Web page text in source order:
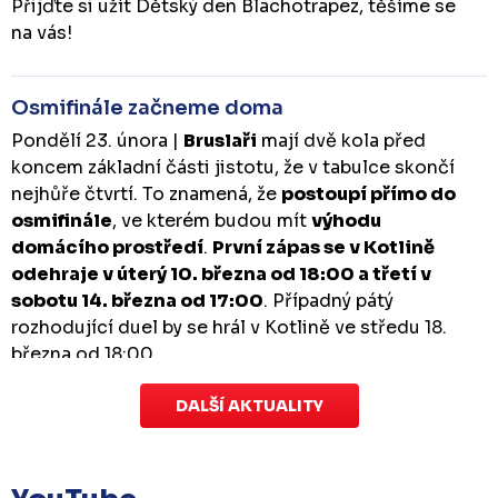
Přijďte si užít Dětský den Blachotrapez, těšíme se
na vás!
Osmifinále začneme doma
Pondělí 23. února | Bruslaři mají dvě kola před
koncem základní části jistotu, že v tabulce skončí
nejhůře čtvrtí. To znamená, že postoupí přímo do
osmifinále, ve kterém budou mítvýhodu
domácího prostředí. První zápas se v Kotlině
odehraje v úterý 10. března od 18:00 a třetí v
sobotu 14. března od 17:00. Případný pátý
rozhodující duel by se hrál v Kotlině ve středu 18.
března od 18:00.
Zápas dorostu je odložen
které se mělo odehrát v pátek 30. ledna ve 14:15,
DALŠÍ AKTUALITY